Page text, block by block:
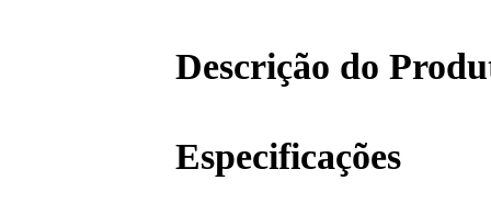
Descrição do
Especificações